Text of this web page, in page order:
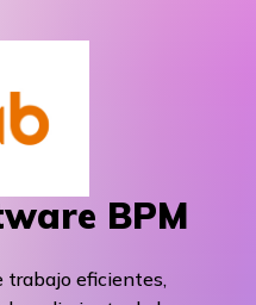
BPM
trabajo eficientes,